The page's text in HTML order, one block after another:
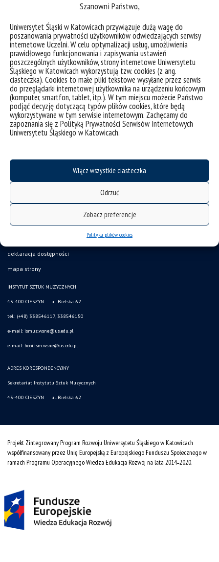
Szanowni Państwo,
Uniwersytet Śląski w Katowicach przywiązuje dużą wagę do
poszanowania prywatności użytkowników odwiedzających serwisy
internetowe Uczelni. W celu optymalizacji usług, umożliwienia
prawidłowego funkcjonowania i zapisywania ustawień
poszczególnych użytkowników, strony internetowe Uniwersytetu
Śląskiego w Katowicach wykorzystują tzw. cookies (z ang.
ciasteczka). Cookies to małe pliki tekstowe wysyłane przez serwis
do przeglądarki internetowej użytkownika na urządzeniu końcowym
(komputer, smartfon, tablet, itp.). W tym miejscu możecie Państwo
podjąć decyzję dotyczącą typów plików cookies, które będą
wykorzystywane w tym serwisie internetowym. Zachęcamy do
zapoznania się z Polityką Prywatności Serwisów Internetowych
Uniwersytetu Śląskiego w Katowicach.
Włącz wszystkie ciasteczka
Odrzuć
Zobacz preferencje
Polityka plików cookies
deklaracja dostępności
mapa strony
INSTYTUT SZTUK MUZYCZNYCH
43-400 CIESZYN ul. Bielska 62
tel.: (+48) 338546117, 338546150
e-mail: ismuz.wsne@us.edu.pl
e-mail: beoi.ism.wsne@us.edu.pl
ADRES KORESPONDENCYJNY
Sekretariat Instytutu Sztuk Muzycznych
43-400 CIESZYN ul. Bielska 62
Projekt Zintegrowany Program Rozwoju Uniwersytetu Śląskiego w Katowicach
współfinansowany przez Unię Europejską z Europejskiego Funduszu Społecznego w
ramach Programu Operacyjnego Wiedza Edukacja Rozwój na lata 2014˗2020.